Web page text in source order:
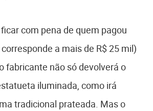
com pena de quem pagou
a mais de R$ 25 mil)
fabricante não só devolverá o
iluminada, como irá
tradicional prateada. Mas o